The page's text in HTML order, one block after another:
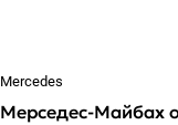
Mercedes
Мерседес-Майбах